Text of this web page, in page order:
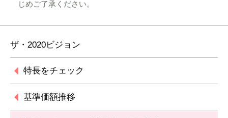
じめご了承ください。
ザ・2020ビジョン
特長をチェック
基準価額推移